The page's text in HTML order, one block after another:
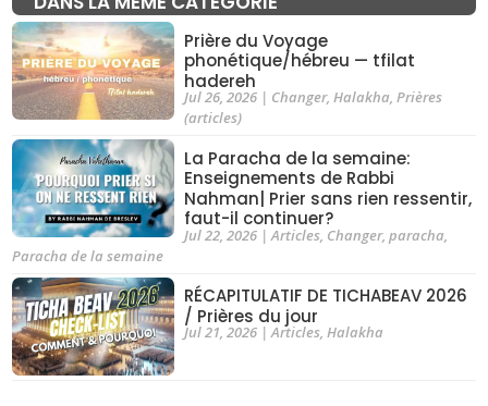
Prière du Voyage
phonétique/hébreu — tfilat
hadereh
Jul 26, 2026| Changer, Halakha, Prières
(articles)
La Paracha de la semaine:
Enseignements de Rabbi
Nahman| Prier sans rien ressentir,
faut-il continuer?
Jul 22, 2026|Articles, Changer, paracha,
Paracha de la semaine
RÉCAPITULATIF DE TICHABEAV 2026
/ Prières du jour
Jul 21, 2026|Articles, Halakha